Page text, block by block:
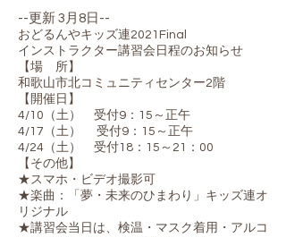
--更新 3月8日--
おどるんやキッズ連2021Final
インストラクター講習会日程のお知らせ
【場 所】
和歌山市北コミュニティセンター2階
【開催日】
4/10（土） 受付9：15～正午
4/17（土） 受付9：15～正午
4/24（土） 受付18：15～21：00
【その他】
★スマホ・ビデオ撮影可
★楽曲：「夢・未来のひまわり」キッズ連オ
リジナル
★講習会当日は、検温・マスク着用・アルコ